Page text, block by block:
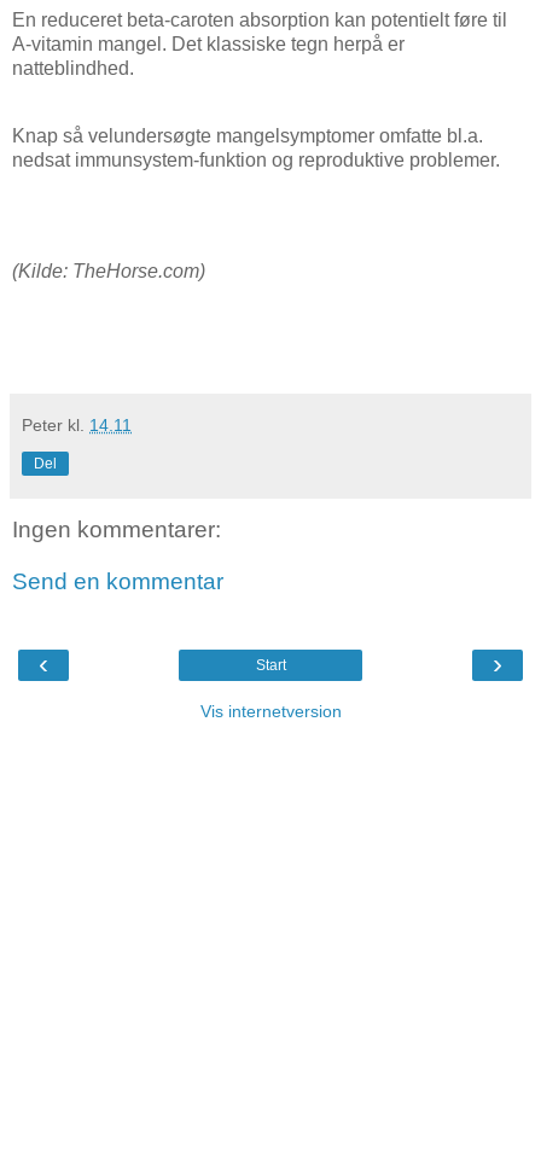
En reduceret beta-caroten absorption kan potentielt føre til
A-vitamin mangel. Det klassiske tegn herpå er
natteblindhed.
Knap så velundersøgte mangelsymptomer omfatte bl.a.
nedsat immunsystem-funktion og reproduktive problemer.
(Kilde: TheHorse.com)
Peter kl. 14.11
Del
Ingen kommentarer:
Send en kommentar
‹ ›
Start
Vis internetversion